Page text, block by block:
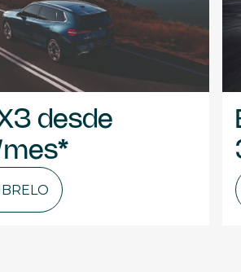
desde